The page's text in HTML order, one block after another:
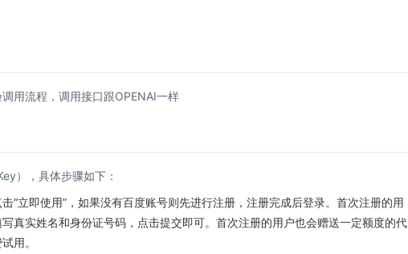
用流程，调用接口跟OPENAI一样
），具体步骤如下：
击“立即使用”，如果没有百度账号则先进行注册，注册完成后登录。首次注册的用
真实姓名和身份证号码，点击提交即可。首次注册的用户也会赠送一定额度的代
用。